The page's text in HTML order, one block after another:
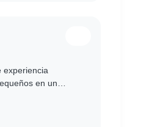
experiencia
en un